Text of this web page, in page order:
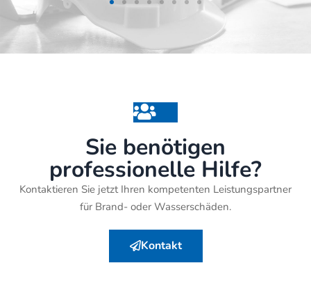
Sie benötigen
professionelle Hilfe?
Kontaktieren Sie jetzt Ihren kompetenten Leistungspartner
für Brand- oder Wasserschäden.
Kontakt